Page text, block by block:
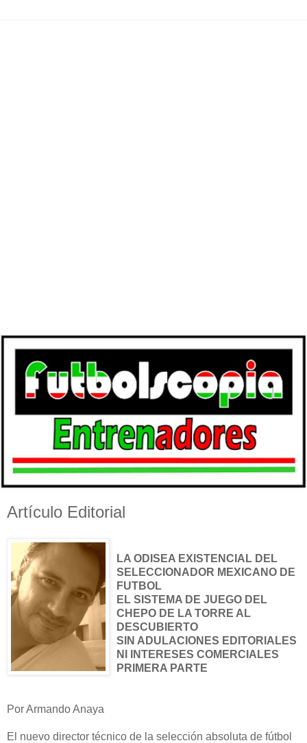
Artículo Editorial
LA ODISEA EXISTENCIAL DEL
SELECCIONADOR MEXICANO DE
FUTBOL
EL SISTEMA DE JUEGO DEL
CHEPO DE LA TORRE AL
DESCUBIERTO
SIN ADULACIONES EDITORIALES
NI INTERESES COMERCIALES
PRIMERA PARTE
Por Armando Anaya
El nuevo director técnico de la selección absoluta de fútbol